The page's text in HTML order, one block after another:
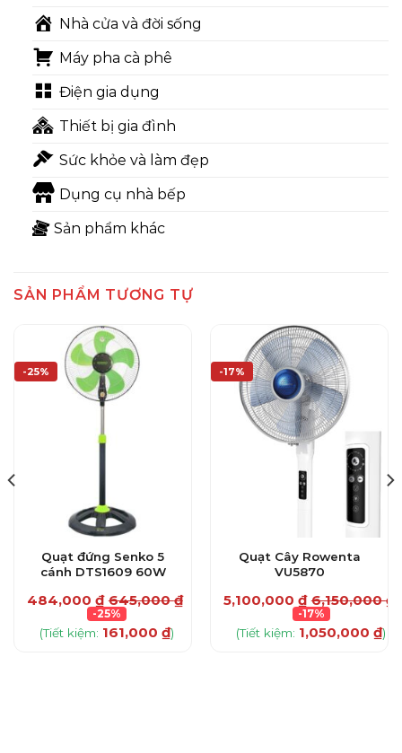
Nhà cửa và đời sống
Máy pha cà phê
Điện gia dụng
Thiết bị gia đình
Sức khỏe và làm đẹp
Dụng cụ nhà bếp
Sản phẩm khác
SẢN PHẨM TƯƠNG TỰ
-25%
Quạt đứng Senko 5
cánh DTS1609 60W
484,000 ₫ 645,000₫
-25%
(Tiết kiệm: 161,000₫)
-17%
Quạt Cây Rowenta
VU5870
5,100,000 ₫ 6,150,000₫
-17%
(Tiết kiệm: 1,050,000₫)